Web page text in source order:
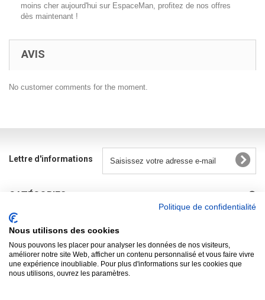
moins cher aujourd'hui sur EspaceMan, profitez de nos offres
dès maintenant !
AVIS
No customer comments for the moment.
Lettre d'informations
CATÉGORIES
INFORMATIONS
R.G.P.D.
MON COMPTE
Politique de confidentialité
Nous utilisons des cookies
Nous pouvons les placer pour analyser les données de nos visiteurs,
améliorer notre site Web, afficher un contenu personnalisé et vous faire vivre
une expérience inoubliable. Pour plus d'informations sur les cookies que
nous utilisons, ouvrez les paramètres.